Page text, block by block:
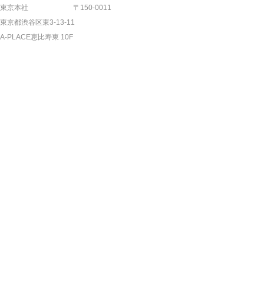
東京本社
〒150-0011
東京都渋谷区東3-13-11
A-PLACE恵比寿東 10F